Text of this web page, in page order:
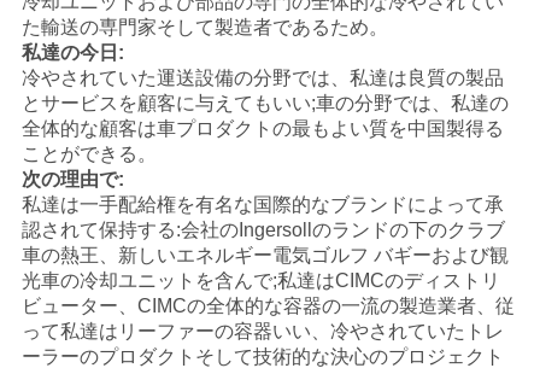
地
図
プ
ラ
イ
バ
た輸送の専門家そして製造者であるため。
私達の今日:
冷やされていた運送設備の分野では、私達は良質の製品
とサービスを顧客に与えてもいい;車の分野では、私達の
全体的な顧客は車プロダクトの最もよい質を中国製得る
ことができる。
次の理由で:
私達は一手配給権を有名な国際的なブランドによって承
認されて保持する:会社のIngersollのランドの下のクラブ
車の熱王、新しいエネルギー電気ゴルフ バギーおよび観
光車の冷却ユニットを含んで;私達はCIMCのディストリ
ビューター、CIMCの全体的な容器の一流の製造業者、従
って私達はリーファーの容器いい、冷やされていたトレ
ーラーのプロダクトそして技術的な決心のプロジェクト